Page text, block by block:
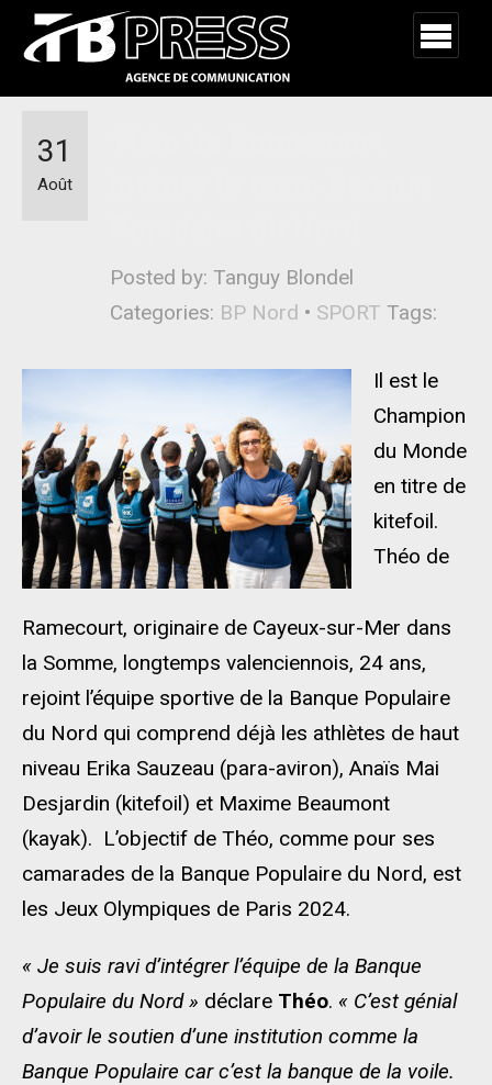
Posted by: Tanguy Blondel
Categories: BP Nord • SPORT Tags:
31
Août
Il est le
Champion
du Monde
en titre de
kitefoil.
Théo de
Ramecourt, originaire de Cayeux-sur-Mer dans
la Somme, longtemps valenciennois, 24 ans,
rejoint l’équipe sportive de la Banque Populaire
du Nord qui comprend déjà les athlètes de haut
niveau Erika Sauzeau (para-aviron), Anaïs Mai
Desjardin (kitefoil) et Maxime Beaumont
(kayak). L’objectif de Théo, comme pour ses
camarades de la Banque Populaire du Nord, est
les Jeux Olympiques de Paris 2024.
« Je suis ravi d’intégrer l’équipe de la Banque
Populaire du Nord » déclare Théo. « C’est génial
d’avoir le soutien d’une institution comme la
Banque Populaire car c’est la banque de la voile.